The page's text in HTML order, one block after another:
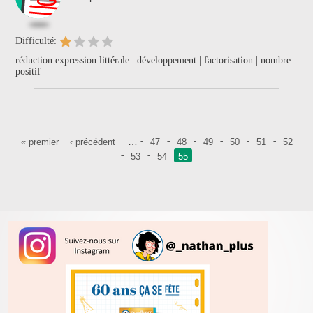
Difficulté:
réduction expression littérale | développement | factorisation | nombre
positif
Pages
« premier ‹ précédent 47 48 49 50 51
52
53
54 55